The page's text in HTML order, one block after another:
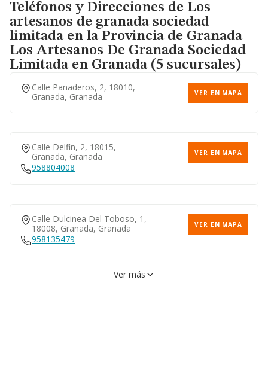
Teléfonos y Direcciones de Los
artesanos de granada sociedad
limitada en la Provincia de Granada
Los Artesanos De Granada Sociedad
Limitadaen Granada (5 sucursales)
Calle Panaderos, 2, 18010,
Granada, Granada
VER EN MAPA
Calle Delfin, 2, 18015,
Granada, Granada
VER EN MAPA
958804008
Calle Dulcinea Del Toboso, 1,
18008, Granada, Granada
VER EN MAPA
958135479
Ver más